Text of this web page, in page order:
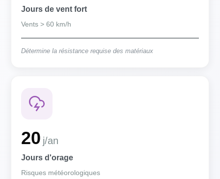
Jours de vent fort
Vents > 60 km/h
Détermine la résistance requise des matériaux
20 j/an
Jours d'orage
Risques météorologiques